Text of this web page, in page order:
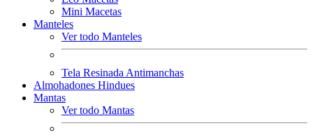
Mini Macetas
Manteles
Ver todo Manteles
Tela Resinada Antimanchas
Almohadones Hindues
Mantas
Ver todo Mantas